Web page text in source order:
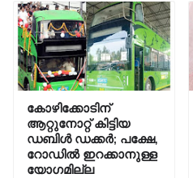
കോഴിക്കോടിന്
ആറ്റുനോറ്റ് കിട്ടിയ
ഡബിൾ ഡക്കർ; പക്ഷേ,
റോഡിൽ ഇറക്കാനുള്ള
യോഗമില്ല